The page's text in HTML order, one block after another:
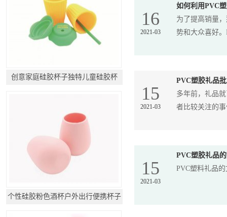
16
2021-03
如何利用PVC
为了提高销量
势和大众喜好
15
2021-03
PVC塑胶礼品
多年前，礼品
者比较关注的
15
2021-03
PVC塑胶礼品
PVC塑料礼品
创意家庭硅胶杯子独特儿童硅胶杯
个性硅胶粉色酒杯户外出行便携杯子